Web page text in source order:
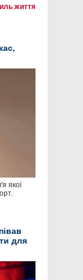
життя
якої
для